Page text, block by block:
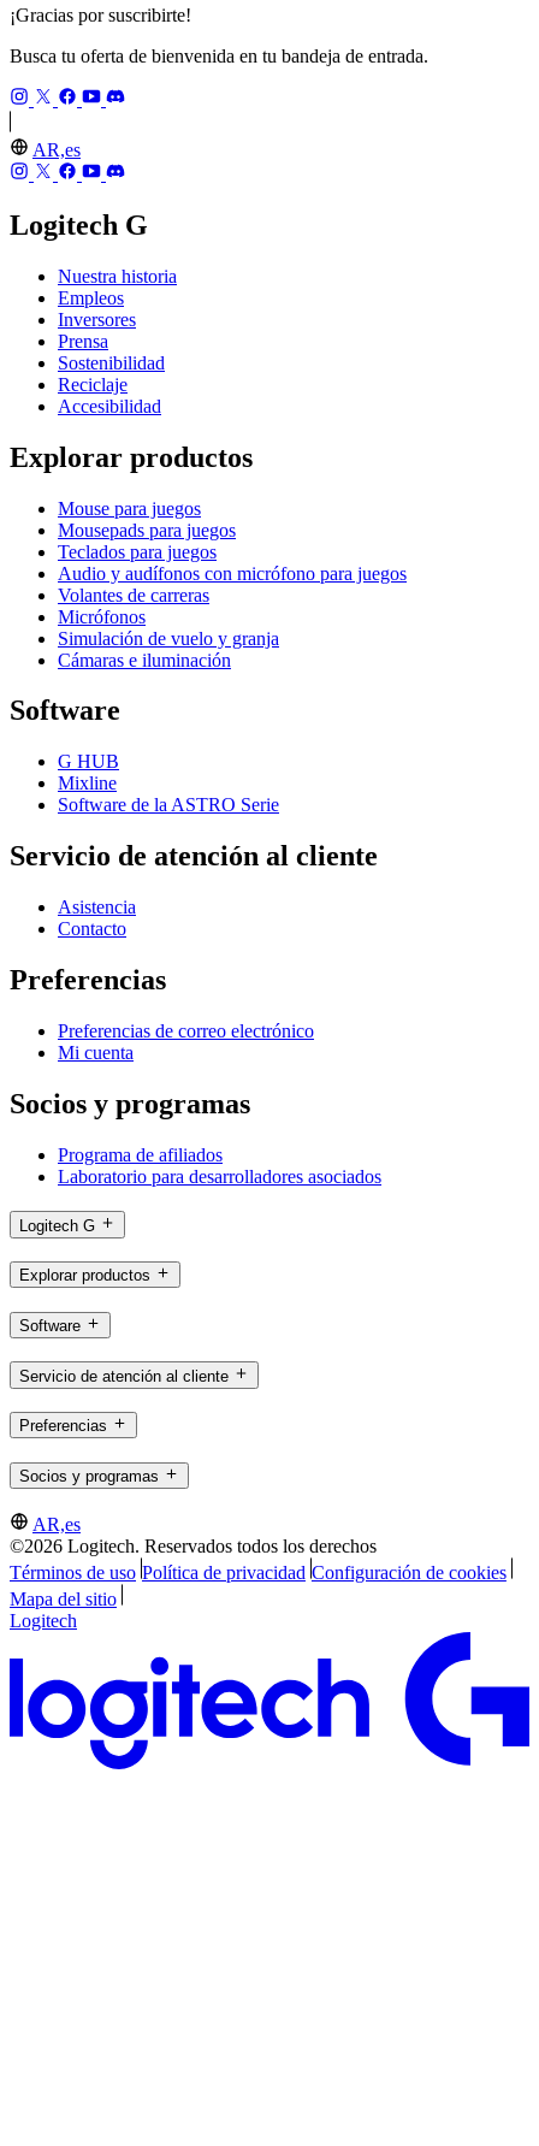
¡Gracias por suscribirte!
Busca tu oferta de bienvenida en tu bandeja de entrada.
AR,es
Logitech G
Nuestra historia
Empleos
Inversores
Prensa
Sostenibilidad
Reciclaje
Accesibilidad
Explorar productos
Mouse para juegos
Mousepads para juegos
Teclados para juegos
Audio y audífonos con micrófono para juegos
Volantes de carreras
Micrófonos
Simulación de vuelo y granja
Cámaras e iluminación
Software
G HUB
Mixline
Software de la ASTRO Serie
Servicio de atención al cliente
Asistencia
Contacto
Preferencias
Preferencias de correo electrónico
Mi cuenta
Socios y programas
Programa de afiliados
Laboratorio para desarrolladores asociados
Logitech G
Explorar productos
Software
Servicio de atención al cliente
Preferencias
Socios y programas
AR,es
©2026 Logitech. Reservados todos los derechos
Términos de uso Política de privacidad Configuración de cookies
Mapa del sitio
Logitech